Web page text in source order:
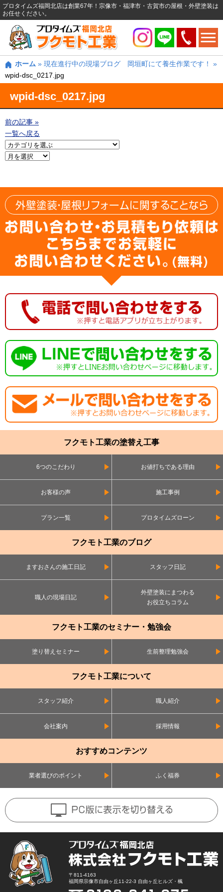
プロタイムズ福岡北店は創業67年！宗像市・福津市・古賀市の屋根・外壁塗装は
お任せください。
ホーム » 現在進行中の現場ブログ 岡垣町にて養生作業です！
»
wpid-dsc_0217.jpg
wpid-dsc_0217.jpg
前の記事 »
一覧へ戻る
フクモト工業の塗替え工事
6つのこだわり お値打ちである理由
お客様の声 施工事例
プラン一覧 プロタイムズローン
フクモト工業のブログ
ますおさんの施工日記 スタッフ日記
職人の現場日記
外壁塗装にまつわる
お役立ちコラム
フクモト工業のセミナー・勉強会
塗り替えセミナー 生前整理勉強会
フクモト工業について
スタッフ紹介 職人紹介
会社案内 採用情報
おすすめコンテンツ
業者選びのポイント ふく福券
〒811-4163
福岡県宗像市自由ヶ丘11-22-3 自由ヶ丘ヒルズ・楓